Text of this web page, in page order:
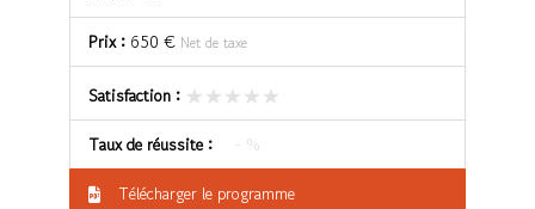
Prix : 650 € Net de taxe
Satisfaction : ★★★★★
★★★★★
Taux de réussite : - %
Télécharger le programme